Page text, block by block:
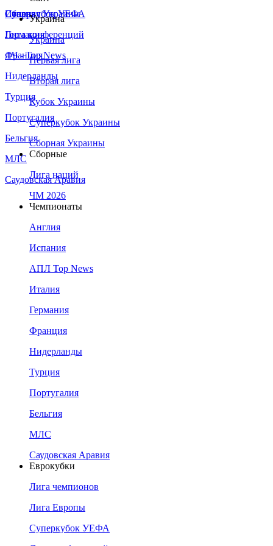
Сборная Украины
Италия
Германия
Франция
Нидерланды
Турция
Португалия
Бельгия
МЛС
Саудовская Аравия
Суперкубок УЕФА
Лига конференций
ЛЧ - Top News
Украина
Украина
Первая лига
Вторая лига
Кубок Украины
Суперкубок Украины
Сборная Украины
Сборные
Лига наций
ЧМ 2026
Чемпионаты
Англия
Испания
АПЛ Top News
Италия
Германия
Франция
Нидерланды
Турция
Португалия
Бельгия
МЛС
Саудовская Аравия
Еврокубки
Лига чемпионов
Лига Европы
Суперкубок УЕФА